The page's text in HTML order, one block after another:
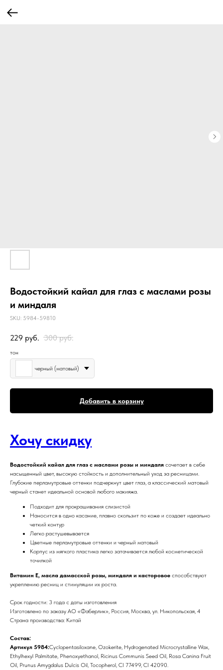
Водостойкий кайал для глаз с маслами розы
и миндаля
SKU: 5984-59810
229 руб. 300 руб.
тон
черный (матовый)
Добавить в корзину
Хочу скидку
Водостойкий кайал для глаз с маслами розы и миндаля сочетает в себе
насыщенный цвет, высокую стойкость и дополнительный уход за ресницами.
Глубокие перламутровые оттенки подчеркнут цвет глаз, а классический матовый
черный станет идеальной основой любого макияжа.
Подходит для прокрашивания слизистой
Наносится в одно касание, плавно скользит по коже и создает идеально
четкий контур
Легко растушевывается
Цветные перламутровые оттенки и черный матовый
Корпус из мягкого пластика легко затачивается любой косметической
точилкой
Витамин E, масла дамасской розы, миндаля и касторовое способствуют
укреплению ресниц и стимуляции их роста.
Срок годности: 3 года с даты изготовления
Изготовлено по заказу АО «Фаберлик», Россия, Москва, ул. Никопольская, 4
Страна производства: Китай
Состав:
Артикул 5984:Cyclopentasiloxane, Ozokerite, Hydrogenated Microcrystalline Wax,
Ethylhexyl Palmitate, Phenoxyethanol, Ricinus Communis Seed Oil, Rosa Canina Fruit
Oil, Prunus Amygdalus Dulcis Oil, Tocopherol, CI 77499, CI 42090.